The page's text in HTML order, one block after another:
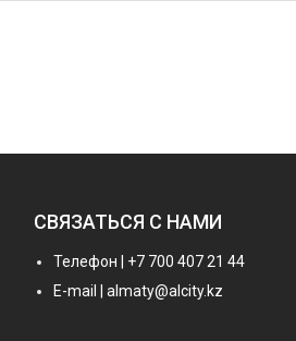
СВЯЗАТЬСЯ С НАМИ
Телефон | +7 700 407 21 44
E-mail | almaty@alcity.kz